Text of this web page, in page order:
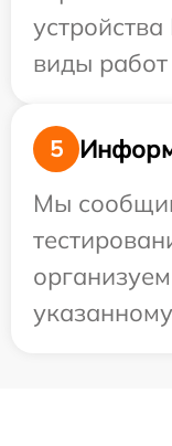
виды работ
5
Мы